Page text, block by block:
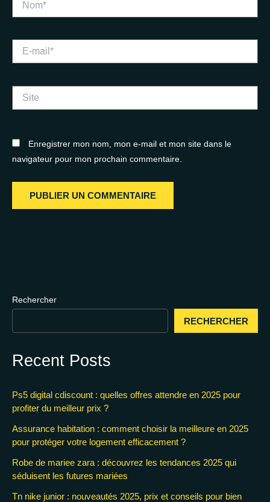
mail*
Enregistrer mon nom, mon e-mail et mon site dans le
navigateur pour mon prochain commentaire.
Rechercher
RECHERCHER
Recent Posts
Ps5 digital cdiscount : quelles offres attendre en 2025 pour
profiter du meilleur prix ?
Assurance habitation : comment choisir la meilleure en 2025
pour protéger votre logement efficacement ?
Robe de mariee zara : découvrez les tendances 2025 qui
séduisent les futures mariées
Tn nike junior : nouveautés 2025, prix et conseils pour bien